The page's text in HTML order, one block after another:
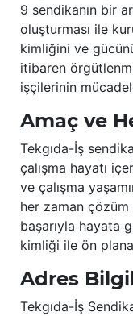
9 sendikanın bir
oluşturması ile
kimliğini ve
itibaren
işçilerinin
Amaç ve
Tekgıda-İş
çalışma hayatı
ve çalışma
her zaman
başarıyla hayata
kimliği ile ön plana
Adres
Tekgıda-İş